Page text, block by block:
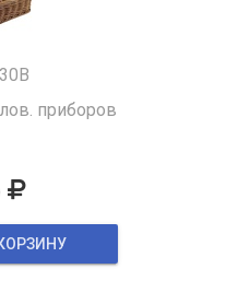
приборов